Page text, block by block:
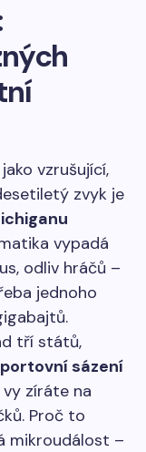
vzrušující,
zvyk je
vypadá
odliv hráčů –
jednoho
tří států,
sázení
zíráte na
Proč to
mikroudálost –